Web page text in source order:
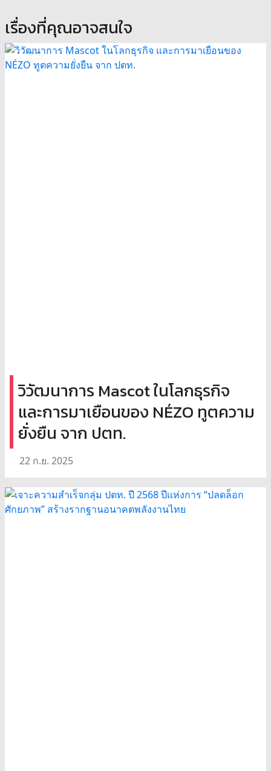
เรื่องที่คุณอาจสนใจ
วิวัฒนาการ Mascot ในโลกธุรกิจ
และการมาเยือนของ NÉZO ทูตความ
ยั่งยืน จาก ปตท.
22 ก.ย. 2025